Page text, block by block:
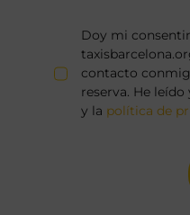
Doy mi
contacto
reserva. He leído
y la política de